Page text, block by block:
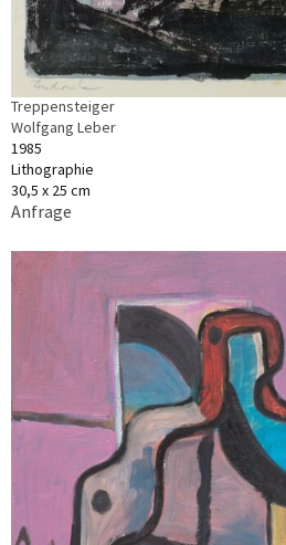
Treppensteiger
Wolfgang Leber
1985
Lithographie
30,5 x 25 cm
Anfrage